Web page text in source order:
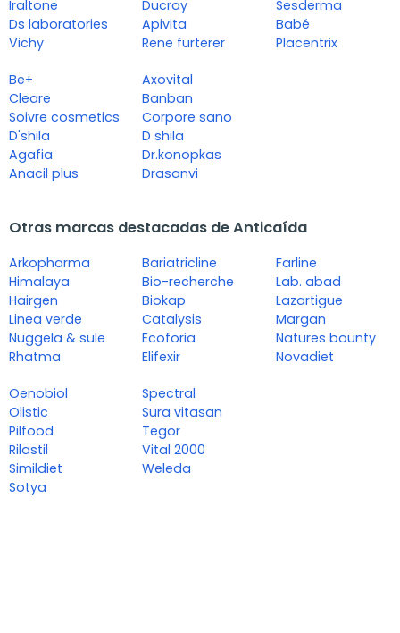
Iraltone
Ds laboratories
Vichy
Ducray
Apivita
Rene furterer
Sesderma
Babé
Placentrix
Be+
Cleare
Soivre cosmetics
D'shila
Agafia
Anacil plus
Axovital
Banban
Corpore sano
D shila
Dr.konopkas
Drasanvi
Otras marcas destacadas de Anticaída
Arkopharma
Himalaya
Hairgen
Linea verde
Nuggela & sule
Rhatma
Bariatricline
Bio-recherche
Biokap
Catalysis
Ecoforia
Elifexir
Farline
Lab. abad
Lazartigue
Margan
Natures bounty
Novadiet
Oenobiol
Olistic
Pilfood
Rilastil
Simildiet
Sotya
Spectral
Sura vitasan
Tegor
Vital 2000
Weleda